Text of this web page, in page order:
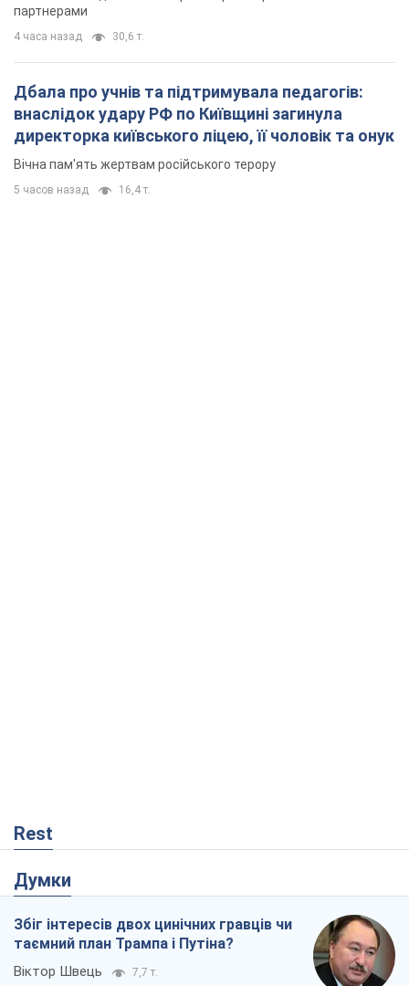
партнерами
4 часа назад 30,6 т.
Дбала про учнів та підтримувала педагогів:
внаслідок удару РФ по Київщині загинула
директорка київського ліцею, її чоловік та онук
Вічна пам'ять жертвам російського терору
5 часов назад 16,4 т.
Rest
Думки
Збіг інтересів двох цинічних гравців чи
таємний план Трампа і Путіна?
Віктор Швець 7,7 т.